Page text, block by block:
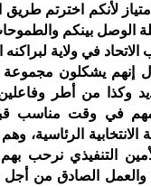
لأنكم اخترتم
الوصل بينكم
في ولاية لبراكنه
إنهم يشكلون
وكذا من أطر
في وقت مناسب
الانتخابية
التنفيذي نرحب
والعمل الصادق من